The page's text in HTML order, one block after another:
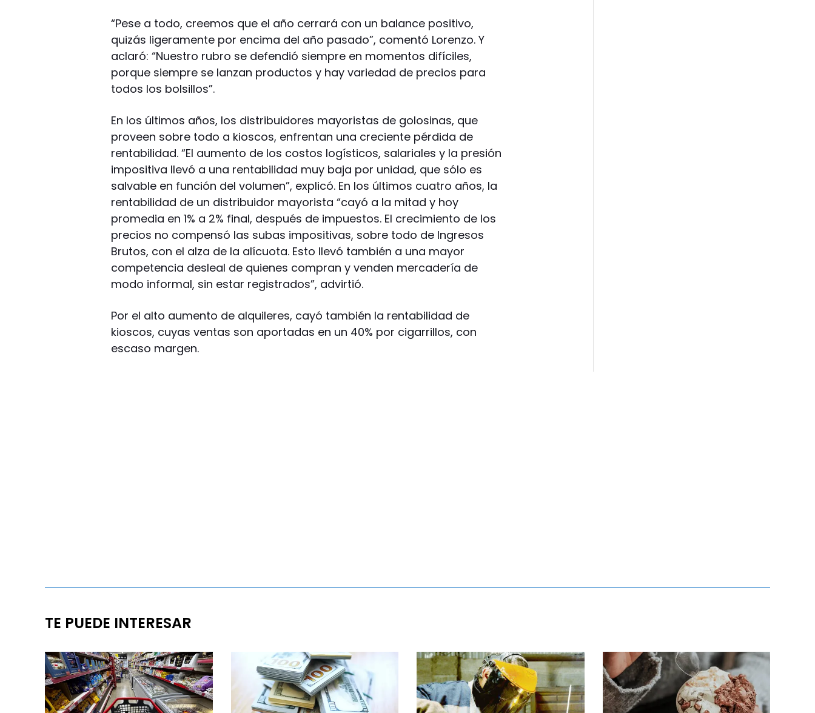
“Pese a todo, creemos que el año cerrará con un balance positivo,
quizás ligeramente por encima del año pasado”, comentó Lorenzo. Y
aclaró: “Nuestro rubro se defendió siempre en momentos difíciles,
porque siempre se lanzan productos y hay variedad de precios para
todos los bolsillos”.
En los últimos años, los distribuidores mayoristas de golosinas, que
proveen sobre todo a kioscos, enfrentan una creciente pérdida de
rentabilidad. “El aumento de los costos logísticos, salariales y la presión
impositiva llevó a una rentabilidad muy baja por unidad, que sólo es
salvable en función del volumen”, explicó. En los últimos cuatro años, la
rentabilidad de un distribuidor mayorista “cayó a la mitad y hoy
promedia en 1% a 2% final, después de impuestos. El crecimiento de los
precios no compensó las subas impositivas, sobre todo de Ingresos
Brutos, con el alza de la alícuota. Esto llevó también a una mayor
competencia desleal de quienes compran y venden mercadería de
modo informal, sin estar registrados”, advirtió.
Por el alto aumento de alquileres, cayó también la rentabilidad de
kioscos, cuyas ventas son aportadas en un 40% por cigarrillos, con
escaso margen.
TE PUEDE INTERESAR